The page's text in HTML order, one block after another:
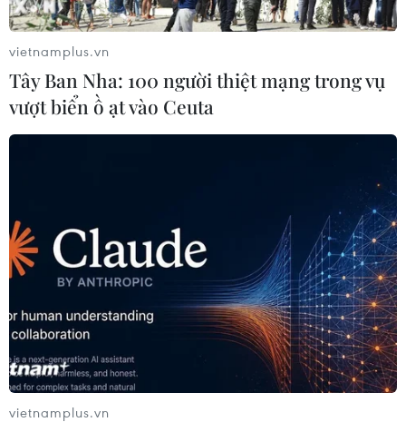
vietnamplus.vn
Tây Ban Nha: 100 người thiệt mạng trong vụ
vượt biển ồ ạt vào Ceuta
vietnamplus.vn